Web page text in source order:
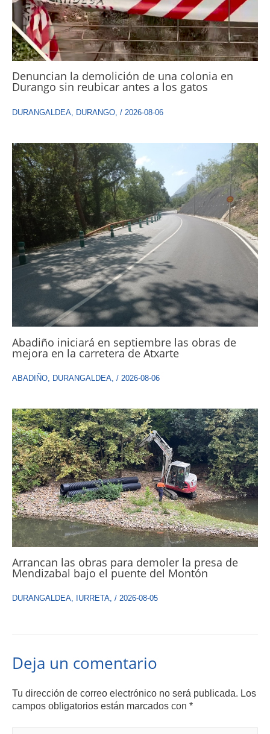
Denuncian la demolición de una colonia en
Durango sin reubicar antes a los gatos
DURANGALDEA DURANGO / 2026-08-06
Abadiño iniciará en septiembre las obras de
mejora en la carretera de Atxarte
ABADIÑO, DURANGALDEA, / 2026-08-06
Arrancan las obras para demoler la presa de
Mendizabal bajo el puente del Montón
DURANGALDEA, IURRETA, / 2026-08-05
Deja un comentario
Tu dirección de correo electrónico no será publicada. Los
campos obligatorios están marcados con *